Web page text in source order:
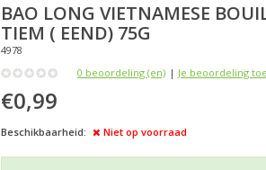
BAO LONG VIETNAMESE
TIEM ( EEND) 75G
4978
0 beoordeling (en) | Je beoordeling
€0,99
Beschikbaarheid: Niet op voorraad